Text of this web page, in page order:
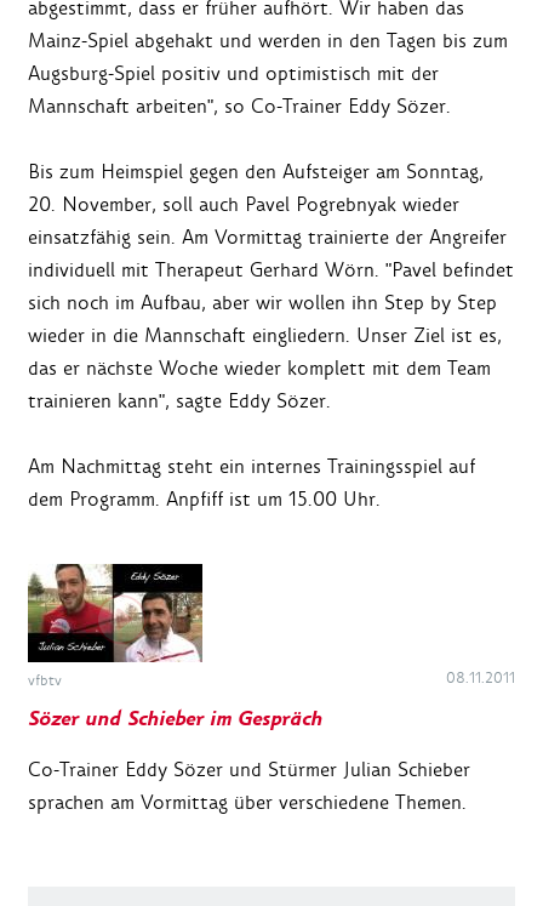
abgestimmt, dass er früher aufhört. Wir haben das
Mainz-Spiel abgehakt und werden in den Tagen bis zum
Augsburg-Spiel positiv und optimistisch mit der
Mannschaft arbeiten", so Co-Trainer Eddy Sözer.
Bis zum Heimspiel gegen den Aufsteiger am Sonntag,
20. November, soll auch Pavel Pogrebnyak wieder
einsatzfähig sein. Am Vormittag trainierte der Angreifer
individuell mit Therapeut Gerhard Wörn. "Pavel befindet
sich noch im Aufbau, aber wir wollen ihn Step by Step
wieder in die Mannschaft eingliedern. Unser Ziel ist es,
das er nächste Woche wieder komplett mit dem Team
trainieren kann", sagte Eddy Sözer.
Am Nachmittag steht ein internes Trainingsspiel auf
dem Programm. Anpfiff ist um 15.00 Uhr.
vfbtv 08.11.2011
Sözer und Schieber im Gespräch
Co-Trainer Eddy Sözer und Stürmer Julian Schieber
sprachen am Vormittag über verschiedene Themen.